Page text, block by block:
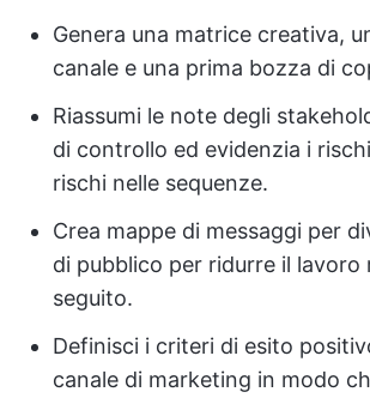
Genera una matrice creativa,
canale e una prima bozza di
Riassumi le note degli
di controllo ed evidenzia i
rischi nelle sequenze.
Crea mappe di messaggi per
di pubblico per ridurre il lavoro
seguito.
Definisci i criteri di esito
canale di marketing in modo